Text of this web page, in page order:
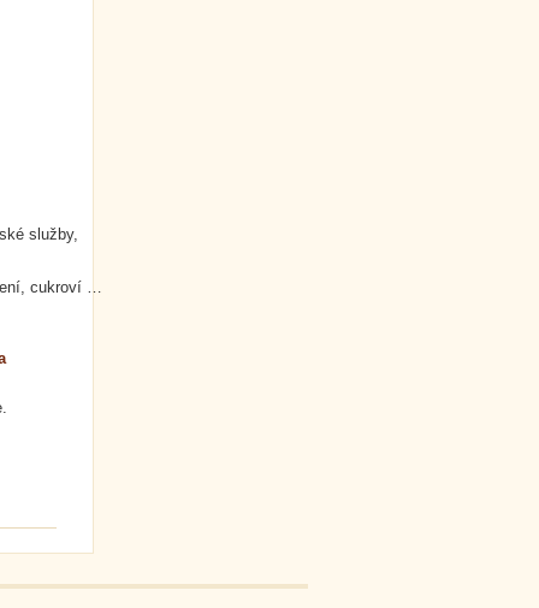
služby,
cukroví …